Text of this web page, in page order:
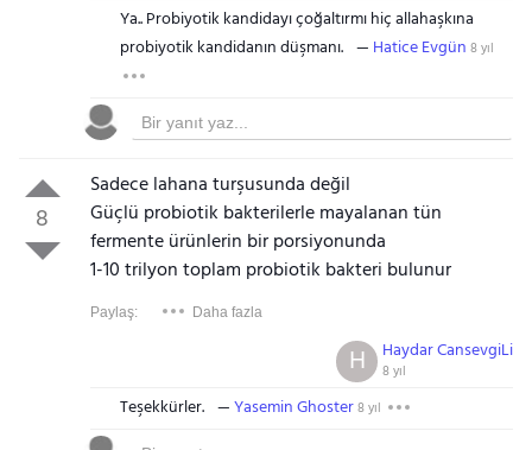
Ya.. Probiyotik kandidayı çoğaltırmı hiç allahaşkına
probiyotik kandidanın düşmanı.
Hatice Evgün 8 yıl
8
Sadece lahana turşusunda değil
Güçlü probiotik bakterilerle mayalanan tün
fermente ürünlerin bir porsiyonunda
1-10 trilyon toplam probiotik bakteri bulunur
Paylaş: Daha fazla
Haydar CansevgiLi
8 yıl
H
Teşekkürler. Yasemin Ghoster8 yıl